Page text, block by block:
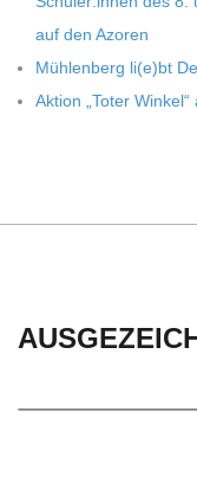
H
U
E
auf den Azoren
Müh­len­berg li(e)bt
Aktion „Toter